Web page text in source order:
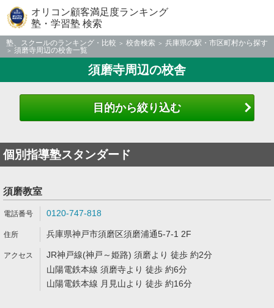
オリコン顧客満足度ランキング
塾・学習塾 検索
塾、スクールのランキング・比較 校舎検索
兵庫県の駅・市区町村から探す
須磨寺周辺の校舎一覧
須磨寺周辺の校舎
目的から絞り込む
個別指導塾スタンダード
須磨教室
0120-747-818
兵庫県神戸市須磨区須磨浦通5-7-1 2F
JR神戸線(神戸～姫路) 須磨より 徒歩 約2分
山陽電鉄本線 須磨寺より 徒歩 約6分
山陽電鉄本線 月見山より 徒歩 約16分